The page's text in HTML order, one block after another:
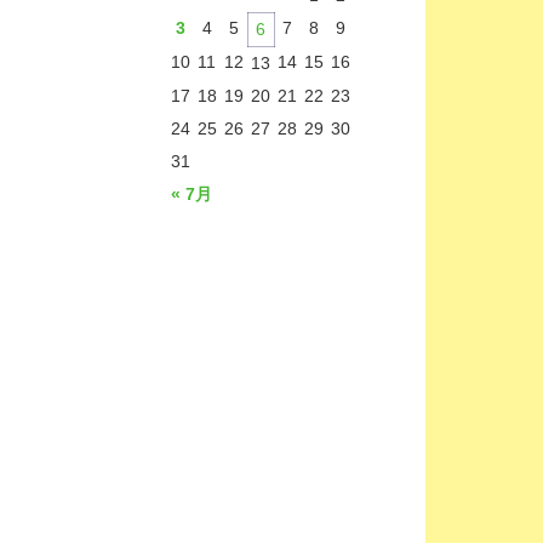
« 7月
3
4 5 6 7 8
9
10 11 12 13 14 15 16
17 18 19 20 21 22 23
24 25 26 27 28 29 30
31